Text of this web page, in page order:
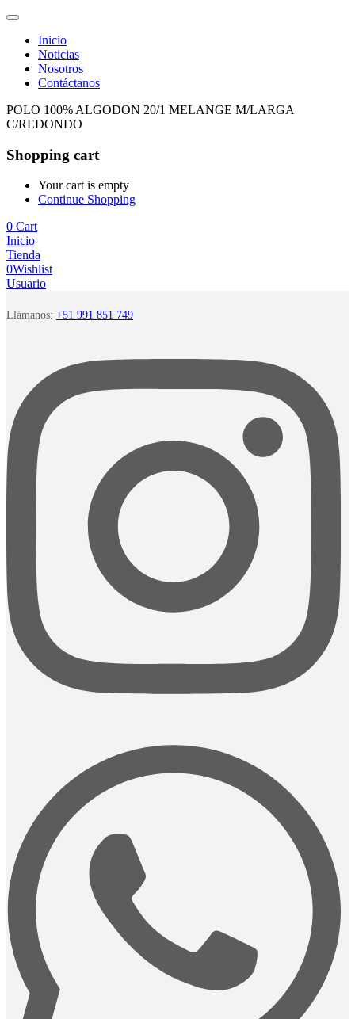
Inicio
Noticias
Nosotros
Contáctanos
POLO 100% ALGODON 20/1 MELANGE M/LARGA
C/REDONDO
Shopping cart
Your cart is empty
Continue Shopping
0 Cart
Inicio
Tienda
0Wishlist
Usuario
Llámanos: +51 991 851 749